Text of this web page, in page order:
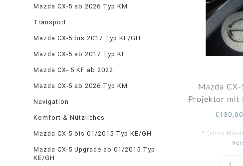
Mazda CX-5 ab 2026 Typ KM
Transport
Mazda CX-5 bis 2017 Typ KE/GH
Mazda CX-5 ab 2017 Typ KF
Mazda CX- 5 KF ab 2022
Mazda CX-5 ab 2026 Typ KM
Navigation
Komfort & Nützliches
Mazda CX-5 bis 01/2015 Typ KE/GH
Mazda CX-5 Upgrade ab 01/2015 Typ
KE/GH
Mazda
Projektor mit
* (ohne